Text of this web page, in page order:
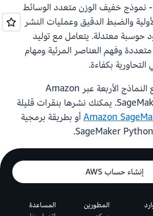
- نموذج خفيف الوزن متعدد الوسائط
والضبط الدقيق وعمليات النشر
حوسبة معتدلة. يتعامل مع توليد
وفهم العناصر المرئية ومهام
التحاورية بكفاءة.
تتوفر اليوم جميع النماذج الأربعة عبر Amazon
SageMaker JumpStart. يمكنك نشرها بنقرات قليلة
أو بطريقة برمجية
إنشاء حساب AWS
المطورين المساعدة